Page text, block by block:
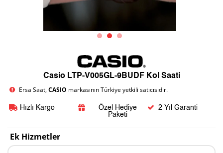
Casio LTP-V005GL-9BUDF Kol Saati
Ersa Saat,CASIO markasının Türkiye yetkili satıcısıdır.
Hızlı Kargo
Özel Hediye
Paketi
2 Yıl Garanti
Ek Hizmetler